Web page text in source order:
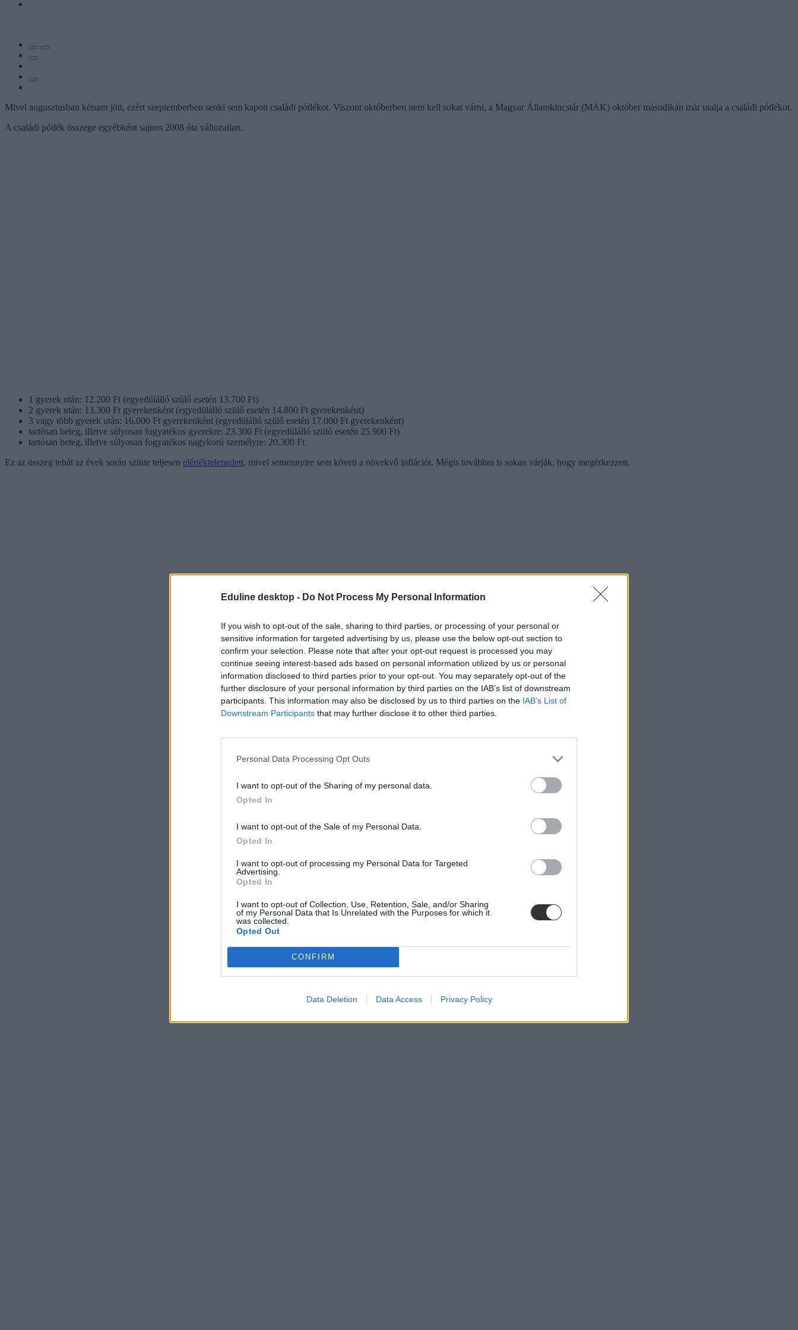
Eduline desktop - Do Not Process My Personal Information
If you wish to opt-out of the sale, sharing to third parties, or processing of your personal or
sensitive information for targeted advertising by us, please use the below opt-out section to
confirm your selection. Please note that after your opt-out request is processed you may
continue seeing interest-based ads based on personal information utilized by us or personal
information disclosed to third parties prior to your opt-out. You may separately opt-out of the
further disclosure of your personal information by third parties on the IAB’s list of downstream
participants. This information may also be disclosed by us to third parties on the IAB’s List of
Downstream Participants that may further disclose it to other third parties.
Personal Data Processing Opt Outs
I want to opt-out of the Sharing of my personal data.
Opted In
I want to opt-out of the Sale of my Personal Data.
Opted In
I want to opt-out of processing my Personal Data for Targeted
Advertising.
Opted In
I want to opt-out of Collection, Use, Retention, Sale, and/or Sharing
of my Personal Data that Is Unrelated with the Purposes for which it
was collected.
Opted Out
CONFIRM
Data Deletion Data Access Privacy Policy
Mivel augusztusban kétszer jött, ezért szeptemberben senki sem kapott családi pótlékot. Viszont októberben nem kell sokat várni, a Magyar Államkincstár (MÁK) október másodikán már utalja a családi pótlékot.
A családi pótlék összege egyébként sajnos 2008 óta változatlan.
1 gyerek után: 12.200 Ft (egyedülálló szülő esetén 13.700 Ft)
2 gyerek után: 13.300 Ft gyerekenként (egyedülálló szülő esetén 14.800 Ft gyerekenként)
3 vagy több gyerek után: 16.000 Ft gyerekenként (egyedülálló szülő esetén 17.000 Ft gyerekenként)
tartósan beteg, illetve súlyosan fogyatékos gyerekre: 23.300 Ft (egyedülálló szülő esetén 25.900 Ft)
tartósan beteg, illetve súlyosan fogyatékos nagykorú személyre: 20.300 Ft
Ez az összeg tehát az évek során szinte teljesen elértéktelenedett, mivel semennyire sem követi a növekvő inflációt. Mégis továbbra is sokan várják, hogy megérkezzen.